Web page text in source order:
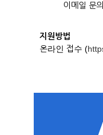
이메일 문
지원방법
온라인 접수 (